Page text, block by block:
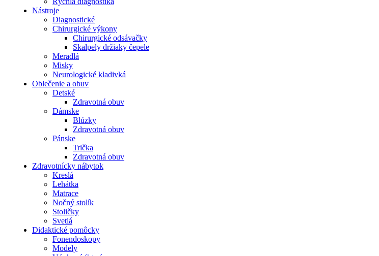
Nástroje
Diagnostické
Chirurgické výkony
Chirurgické odsávačky
Skalpely držiaky čepele
Meradlá
Misky
Neurologické kladivká
Oblečenie a obuv
Detské
Zdravotná obuv
Dámske
Blúzky
Zdravotná obuv
Pánske
Trička
Zdravotná obuv
Zdravotnícky nábytok
Kreslá
Lehátka
Matrace
Nočný stolík
Stoličky
Svetlá
Didaktické pomôcky
Fonendoskopy
Modely